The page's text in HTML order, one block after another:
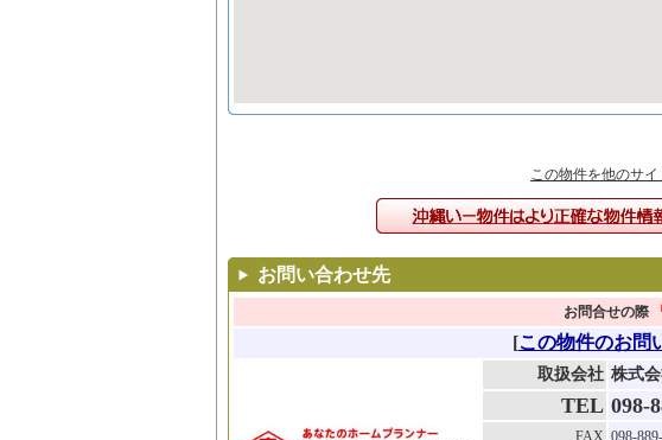
この物件を他のサ
お問い合わせ先
お問合せの際
[この物件のお問
取扱会社 株式
TEL 098-
FAX 098-